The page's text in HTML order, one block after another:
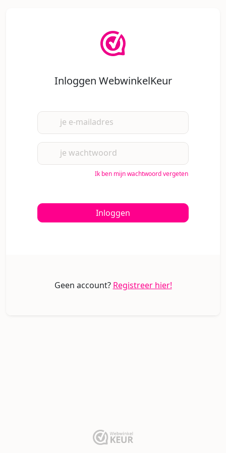
Inloggen WebwinkelKeur
je e-mailadres
je wachtwoord
Ik ben mijn wachtwoord vergeten
Inloggen
Geen account? Registreer hier!